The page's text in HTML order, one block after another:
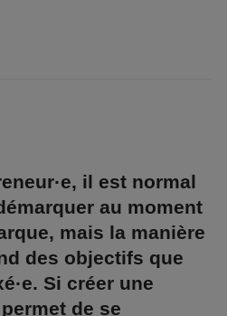
il est normal
au moment
mais la manière
des objectifs que
Si créer une
de se